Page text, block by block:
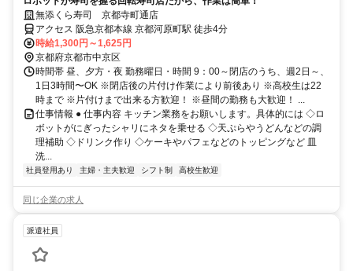
無添くら寿司 京都寺町通店
アクセス 阪急京都本線 京都河原町駅 徒歩4分
時給1,300円～1,625円
京都府京都市中京区
時間帯 昼、夕方・夜 勤務曜日・時間 9：00～閉店のうち、週2日～、
1日3時間〜OK ※閉店後の片付け作業により前後あり ※高校生は22
時まで ※片付けまで出来る方歓迎！ ※昼間の勤務も大歓迎！ ...
仕事情報 ● 仕事内容 キッチン業務をお願いします。具体的には ◇ロ
ボットがにぎったシャリにネタを乗せる ◇天ぷらやうどんなどの調
理補助 ◇ドリンク作り ◇ケーキやパフェなどのトッピングなど 皿
洗...
社員登用あり 主婦・主夫歓迎 シフト制 高校生歓迎
同じ企業の求人
派遣社員